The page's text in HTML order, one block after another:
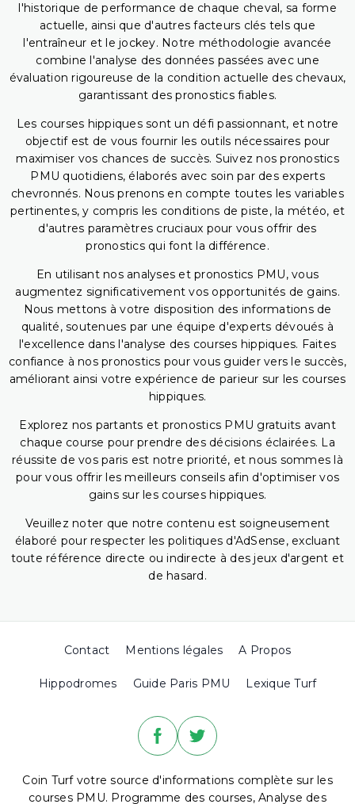
l'historique de performance de chaque cheval, sa forme
actuelle, ainsi que d'autres facteurs clés tels que
l'entraîneur et le jockey. Notre méthodologie avancée
combine l'analyse des données passées avec une
évaluation rigoureuse de la condition actuelle des chevaux,
garantissant des pronostics fiables.
Les courses hippiques sont un défi passionnant, et notre
objectif est de vous fournir les outils nécessaires pour
maximiser vos chances de succès. Suivez nos pronostics
PMU quotidiens, élaborés avec soin par des experts
chevronnés. Nous prenons en compte toutes les variables
pertinentes, y compris les conditions de piste, la météo, et
d'autres paramètres cruciaux pour vous offrir des
pronostics qui font la différence.
En utilisant nos analyses et pronostics PMU, vous
augmentez significativement vos opportunités de gains.
Nous mettons à votre disposition des informations de
qualité, soutenues par une équipe d'experts dévoués à
l'excellence dans l'analyse des courses hippiques. Faites
confiance à nos pronostics pour vous guider vers le succès,
améliorant ainsi votre expérience de parieur sur les courses
hippiques.
Explorez nos partants et pronostics PMU gratuits avant
chaque course pour prendre des décisions éclairées. La
réussite de vos paris est notre priorité, et nous sommes là
pour vous offrir les meilleurs conseils afin d'optimiser vos
gains sur les courses hippiques.
Veuillez noter que notre contenu est soigneusement
élaboré pour respecter les politiques d'AdSense, excluant
toute référence directe ou indirecte à des jeux d'argent et
de hasard.
Contact Mentions légales A Propos
Hippodromes Guide Paris PMU Lexique Turf
Coin Turf votre source d'informations complète sur les
courses PMU. Programme des courses, Analyse des